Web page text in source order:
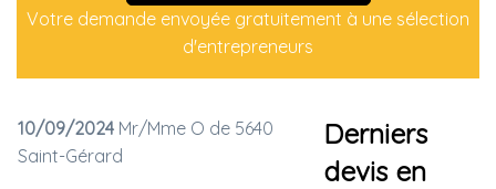
Votre demande envoyée gratuitement à une sélection
d'entrepreneurs
10/09/2024 Mr/Mme O de 5640
Saint-Gérard
Derniers
devis en